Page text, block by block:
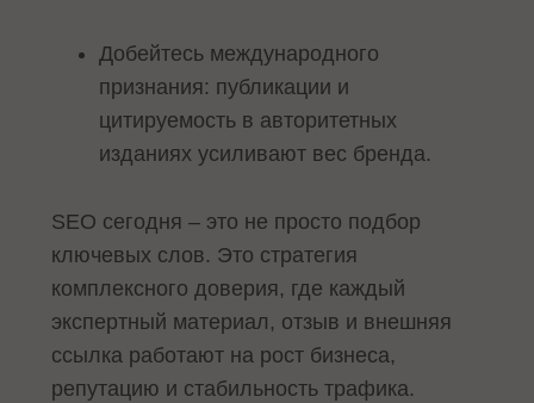
Добейтесь международного
признания: публикации и
цитируемость в авторитетных
изданиях усиливают вес бренда.
SEO сегодня – это не просто подбор
ключевых слов. Это стратегия
комплексного доверия, где каждый
экспертный материал, отзыв и внешняя
ссылка работают на рост бизнеса,
репутацию и стабильность трафика.